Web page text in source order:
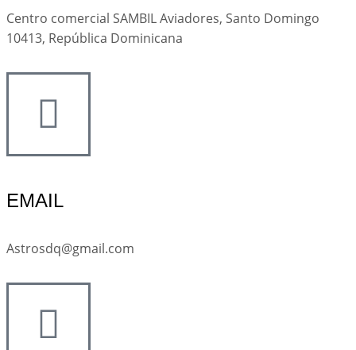
Centro comercial SAMBIL Aviadores, Santo Domingo
10413, República Dominicana
EMAIL
Astrosdq@gmail.com